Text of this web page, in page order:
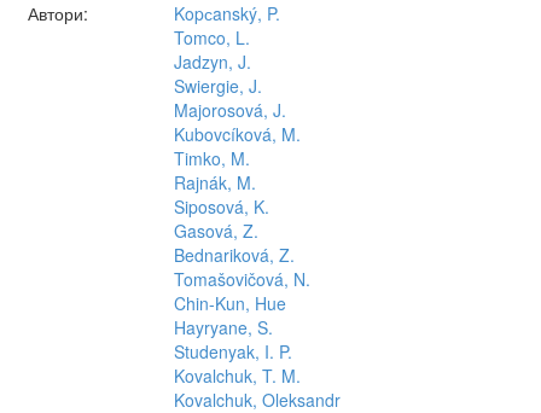
Автори:
Kopсanský, P.
Tomco, L.
Jadzyn, J.
Swiergie, J.
Majorosová, J.
Kubovcíková, M.
Timko, M.
Rajnák, M.
Siposová, K.
Gasová, Z.
Bednariková, Z.
Tomašovičová, N.
Chin-Kun, Hue
Hayryane, S.
Studenyak, I. P.
Kovalchuk, T. M.
Kovalchuk, Oleksandr